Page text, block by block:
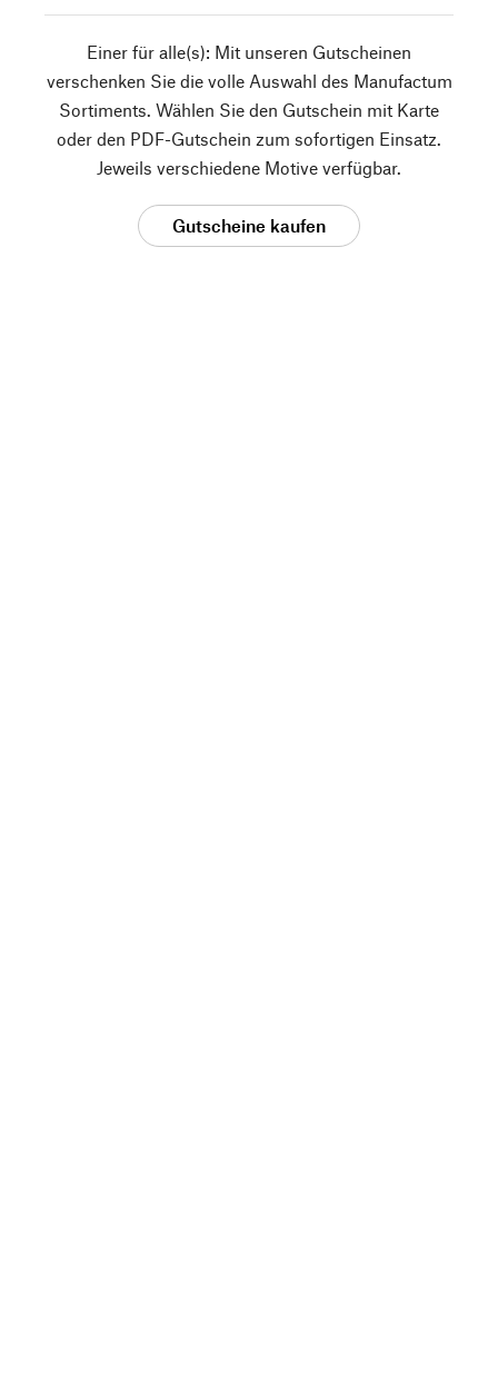
Einer für alle(s): Mit unseren Gutscheinen
verschenken Sie die volle Auswahl des Manufactum
Sortiments. Wählen Sie den Gutschein mit Karte
oder den PDF-Gutschein zum sofortigen Einsatz.
Jeweils verschiedene Motive verfügbar.
Gutscheine kaufen